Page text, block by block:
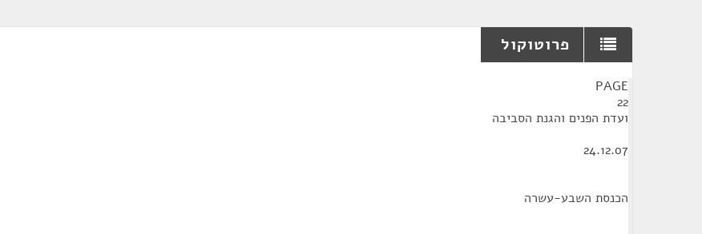
פרוטוקול
PAGE
22
ועדת הפנים והגנת הסביבה
24.12.07
הכנסת השבע-עשרה